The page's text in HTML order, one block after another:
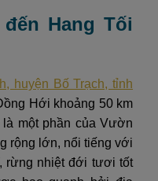
Hang Tối
huyện Bố Trạch, tỉnh
Hới khoảng 50 km
một phần của Vườn
rộng lớn, nổi tiếng với
rừng nhiệt đới tươi tốt